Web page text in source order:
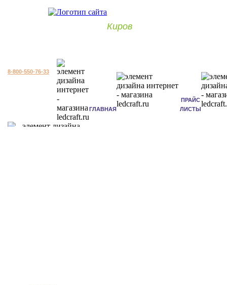
Киров
8-800-550-76-33
ГЛАВНАЯ
ПРАЙС
ЛИСТЫ